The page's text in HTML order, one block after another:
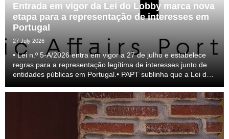
Entrada em vigor da Lei do Lobby marca nova
etapa para a representação de interesses em
Portugal
27 July 2026
• Lei n.º 5-A/2026 entra em vigor a 27 de julho e estabelece
regras para a representação legítima de interesses junto de
entidades públicas em Portugal.• PAPT sublinha que a Lei do
do setor e para a transparên...